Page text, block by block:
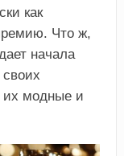
как
Что ж,
начала
их модные и